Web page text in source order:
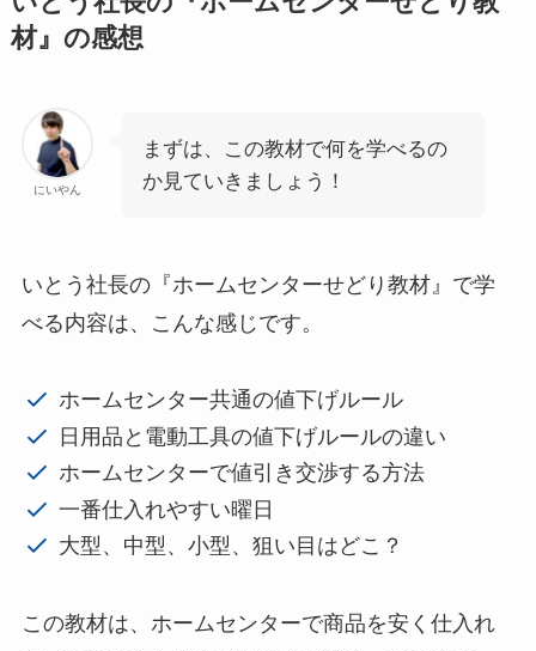
材』の感想
にいやん
まずは、この教材で何を学べるの
か見ていきましょう！
いとう社長の『ホームセンターせどり教材』で学
べる内容は、こんな感じです。
ホームセンター共通の値下げルール
日用品と電動工具の値下げルールの違い
ホームセンターで値引き交渉する方法
一番仕入れやすい曜日
大型、中型、小型、狙い目はどこ？
この教材は、ホームセンターで商品を安く仕入れ